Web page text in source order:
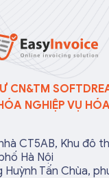
phạt hành
nếu nắm rõ […]
CN&TM
NGHIỆP VỤ
CT5AB, Khu đô
Hà Nội
Huỳnh Tấn Chùa,